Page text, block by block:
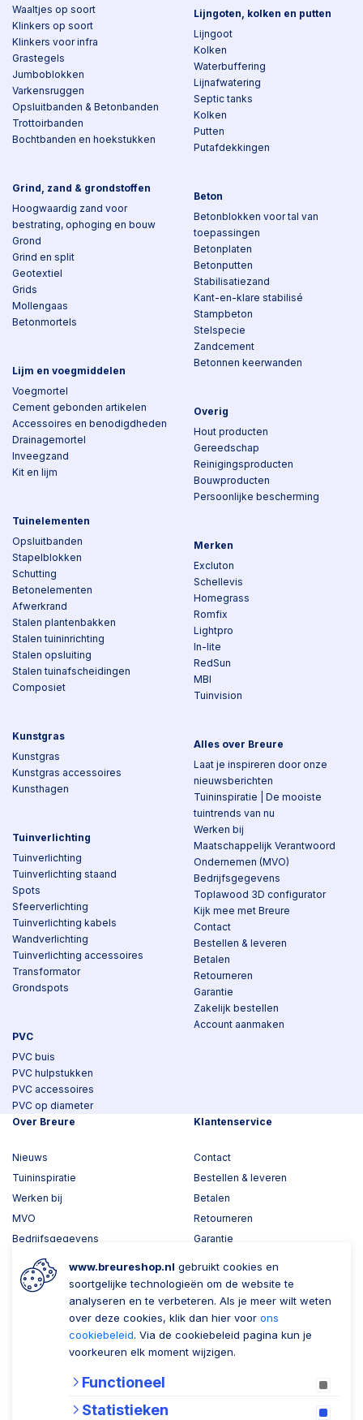
Waaltjes op soort
Klinkers op soort
Klinkers voor infra
Grastegels
Jumboblokken
Varkensruggen
Opsluitbanden & Betonbanden
Trottoirbanden
Bochtbanden en hoekstukken
Grind, zand & grondstoffen
Hoogwaardig zand voor
bestrating, ophoging en bouw
Grond
Grind en split
Geotextiel
Grids
Mollengaas
Betonmortels
Lijm en voegmiddelen
Voegmortel
Cement gebonden artikelen
Accessoires en benodigdheden
Drainagemortel
Inveegzand
Kit en lijm
Tuinelementen
Opsluitbanden
Stapelblokken
Schutting
Betonelementen
Afwerkrand
Stalen plantenbakken
Stalen tuininrichting
Stalen opsluiting
Stalen tuinafscheidingen
Composiet
Kunstgras
Kunstgras
Kunstgras accessoires
Kunsthagen
Tuinverlichting
Tuinverlichting
Tuinverlichting staand
Spots
Sfeerverlichting
Tuinverlichting kabels
Wandverlichting
Tuinverlichting accessoires
Transformator
Grondspots
PVC
PVC buis
PVC hulpstukken
PVC accessoires
PVC op diameter
Lijngoten, kolken en putten
Lijngoot
Kolken
Waterbuffering
Lijnafwatering
Septic tanks
Kolken
Putten
Putafdekkingen
Beton
Betonblokken voor tal van
toepassingen
Betonplaten
Betonputten
Stabilisatiezand
Kant-en-klare stabilisé
Stampbeton
Stelspecie
Zandcement
Betonnen keerwanden
Overig
Hout producten
Gereedschap
Reinigingsproducten
Bouwproducten
Persoonlijke bescherming
Merken
Excluton
Schellevis
Homegrass
Romfix
Lightpro
In-lite
RedSun
MBI
Tuinvision
Alles over Breure
Laat je inspireren door onze
nieuwsberichten
Tuininspiratie | De mooiste
tuintrends van nu
Werken bij
Maatschappelijk Verantwoord
Ondernemen (MVO)
Bedrijfsgegevens
Toplawood 3D configurator
Kijk mee met Breure
Contact
Bestellen & leveren
Betalen
Retourneren
Garantie
Zakelijk bestellen
Account aanmaken
Over Breure
Nieuws
Tuininspiratie
Werken bij
MVO
Bedrijfsgegevens
Toplawood 3D configurator
Kijk mee met Breure
Klantenservice
Contact
Bestellen & leveren
Betalen
Retourneren
Garantie
Wil je ons volgen? Zaken doen met Breure
Zakelijk bestellen
www.breureshop.nl gebruikt cookies en
soortgelijke technologieën om de website te
analyseren en te verbeteren. Als je meer wilt weten
over deze cookies, klik dan hier voor ons
cookiebeleid. Via de cookiebeleid pagina kun je
voorkeuren elk moment wijzigen.
Functioneel
Statistieken